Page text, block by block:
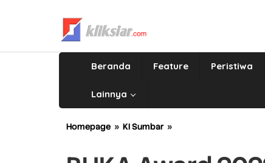
Beranda Feature Peristiwa
Lainnya
Homepage » KI Sumbar »